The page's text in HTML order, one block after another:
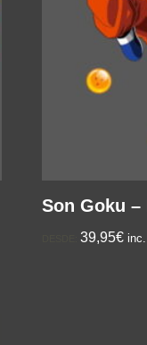
Son Goku –
DESDE:39,95€